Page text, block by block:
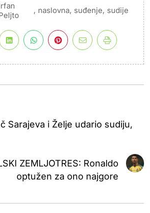
, naslovna, suđenje, sudije
Sarajeva i Želje udario sudiju,
ZEMLJOTRES: Ronaldo
optužen za ono najgore